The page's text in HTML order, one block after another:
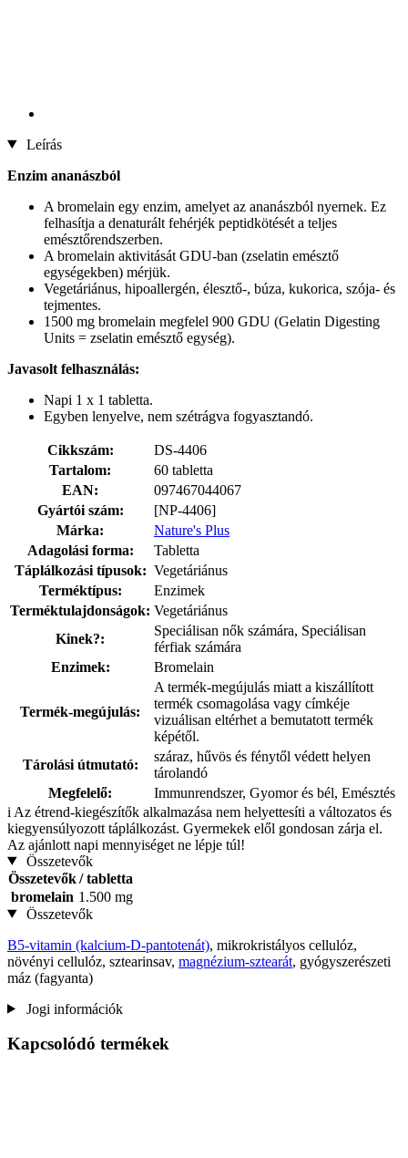
Leírás
Enzim ananászból
A bromelain egy enzim, amelyet az ananászból nyernek. Ez
felhasítja a denaturált fehérjék peptidkötését a teljes
emésztőrendszerben.
A bromelain aktivitását GDU-ban (zselatin emésztő
egységekben) mérjük.
Vegetáriánus, hipoallergén, élesztő-, búza, kukorica, szója- és
tejmentes.
1500 mg bromelain megfelel 900 GDU (Gelatin Digesting
Units = zselatin emésztő egység).
Javasolt felhasználás:
Napi 1 x 1 tabletta.
Egyben lenyelve, nem szétrágva fogyasztandó.
Cikkszám:
DS-4406
Tartalom:
60 tabletta
EAN:
097467044067
Gyártói szám:
[NP-4406]
Márka:
Nature's Plus
Adagolási forma:
Tabletta
Táplálkozási típusok: Vegetáriánus
Terméktípus:
Enzimek
Terméktulajdonságok: Vegetáriánus
Kinek?:
Speciálisan nők számára, Speciálisan
férfiak számára
Enzimek:
Bromelain
Termék-megújulás:
A termék-megújulás miatt a kiszállított
termék csomagolása vagy címkéje
vizuálisan eltérhet a bemutatott termék
képétől.
Tárolási útmutató:
száraz, hűvös és fénytől védett helyen
tárolandó
Megfelelő:
Immunrendszer, Gyomor és bél, Emésztés
i Az étrend-kiegészítők alkalmazása nem helyettesíti a változatos és
kiegyensúlyozott táplálkozást. Gyermekek elől gondosan zárja el.
Az ajánlott napi mennyiséget ne lépje túl!
Összetevők
Összetevők/ tabletta
bromelain 1.500 mg
Összetevők
B5-vitamin (kalcium-D-pantotenát), mikrokristályos cellulóz,
növényi cellulóz, sztearinsav, magnézium-sztearát, gyógyszerészeti
máz (fagyanta)
Jogi információk
Kapcsolódó termékek